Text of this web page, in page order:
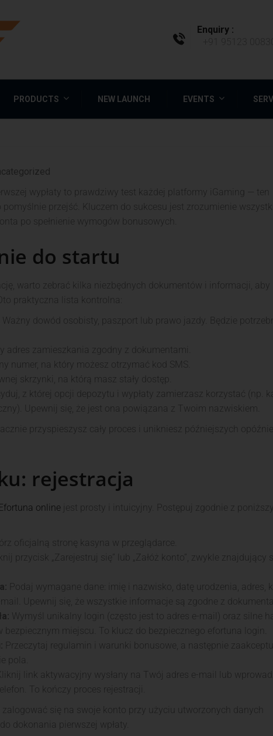
Enquiry :
PRODUCTS NEW LAUNCH EVENTS
wypłaty to prawdziwy test każdej platformy iGaming — ten
przejść. Kluczem do sukcesu jest zrozumienie
po spełnienie wymogów bonusowych.
do startu
warto zebrać kilka niezbędnych dokumentów i informacji, aby
praktyczna lista kontrolna:
Ważny dowód osobisty, paszport lub prawo jazdy. Będzie
adres zamieszkania zgodny z dokumentami.
numer, na który możesz otrzymać kod SMS.
skrzynki, na którą masz stały dostęp.
z której opcji depozytu i wypłaty zamierzasz korzystać (np.
Upewnij się, że jest ona powiązana z Twoim nazwiskiem.
przyspieszysz cały proces i unikniesz późniejszych
rejestracja
online jest prosty i intuicyjny. Postępuj zgodnie z
oficjalną stronę kasyna w przeglądarce.
przycisk „Zarejestruj się” lub „Załóż konto”, zwykle znajdujący
Podaj wymagane dane: imię i nazwisko, datę urodzenia, adres,
Upewnij się, że wszystkie informacje są zgodne z
Wymyśl unikalny login (często jest to adres e-mail) oraz silne
bezpiecznym miejscu. To klucz do bezpiecznego efortuna login.
Przeczytaj regulamin i warunki bonusowe, a następnie zaakceptuj
pola.
link aktywacyjny wysłany na Twój adres e-mail lub
To kończy proces rejestracji.
się na swoje konto przy użyciu utworzonych danych
dokonania pierwszej wpłaty.